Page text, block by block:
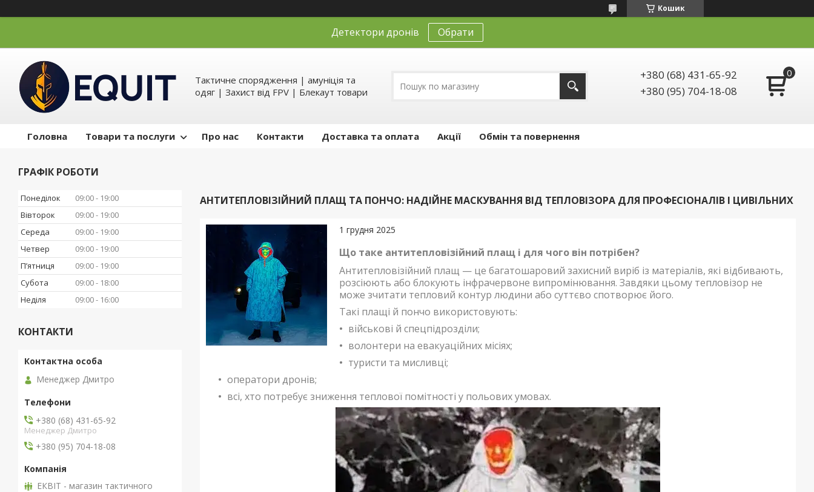
Кошик
Детектори дронів Обрати
Тактичне спорядження | амуніція та
одяг | Захист від FPV | Блекаут товари
+380 (68) 431-65-92
+380 (95) 704-18-08
Головна Товари та послуги Про нас Контакти Доставка та оплата Акції Обмін та повернення
АНТИТЕПЛОВІЗІЙНИЙ ПЛАЩ ТА ПОНЧО: НАДІЙНЕ МАСКУВАННЯ ВІД ТЕПЛОВІЗОРА ДЛЯ ПРОФЕСІОНАЛІВ І ЦИВІЛЬНИХ
1 грудня 2025
Що таке антитепловізійний плащ і для чого він потрібен?
Антитепловізійний плащ — це багатошаровий захисний виріб із матеріалів, які відбивають,
розсіюють або блокують інфрачервоне випромінювання. Завдяки цьому тепловізор не
може зчитати тепловий контур людини або суттєво спотворює його.
Такі плащі й пончо використовують:
військові й спецпідрозділи;
волонтери на евакуаційних місіях;
туристи та мисливці;
оператори дронів;
всі, хто потребує зниження теплової помітності у польових умовах.
ГРАФІК РОБОТИ
Понеділок 09:00
19:00
Вівторок
09:00
19:00
Середа
09:00
19:00
Четвер
09:00
19:00
Пʼятниця
09:00
19:00
Субота
09:00
18:00
Неділя
09:00 16:00
КОНТАКТИ
Менеджер Дмитро
+380 (68) 431-65-92
Менеджер Дмитро
+380 (95) 704-18-08
ЕКВІТ - магазин тактичного